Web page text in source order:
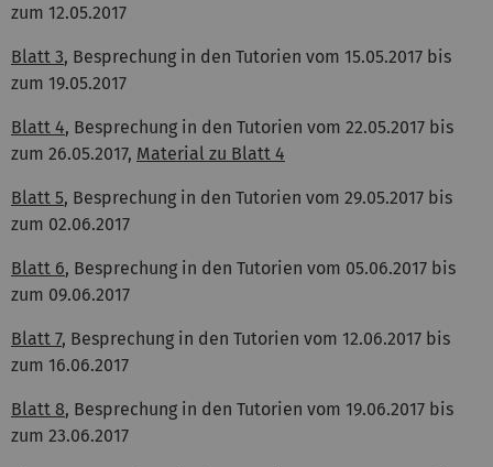
zum 12.05.2017
Blatt 3, Besprechung in den Tutorien vom 15.05.2017 bis
zum 19.05.2017
Blatt 4, Besprechung in den Tutorien vom 22.05.2017 bis
zum 26.05.2017, Material zu Blatt 4
Blatt 5, Besprechung in den Tutorien vom 29.05.2017 bis
zum 02.06.2017
Blatt 6, Besprechung in den Tutorien vom 05.06.2017 bis
zum 09.06.2017
Blatt 7, Besprechung in den Tutorien vom 12.06.2017 bis
zum 16.06.2017
Blatt 8, Besprechung in den Tutorien vom 19.06.2017 bis
zum 23.06.2017